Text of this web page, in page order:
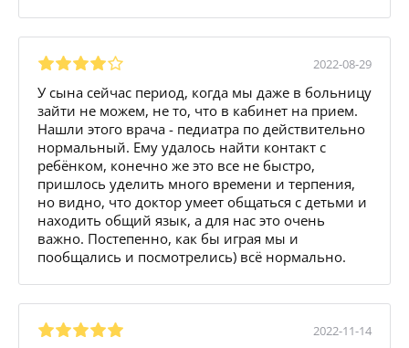
2022-08-29
У сына сейчас период, когда мы даже в больницу
зайти не можем, не то, что в кабинет на прием.
Нашли этого врача - педиатра по действительно
нормальный. Ему удалось найти контакт с
ребёнком, конечно же это все не быстро,
пришлось уделить много времени и терпения,
но видно, что доктор умеет общаться с детьми и
находить общий язык, а для нас это очень
важно. Постепенно, как бы играя мы и
пообщались и посмотрелись) всё нормально.
2022-11-14